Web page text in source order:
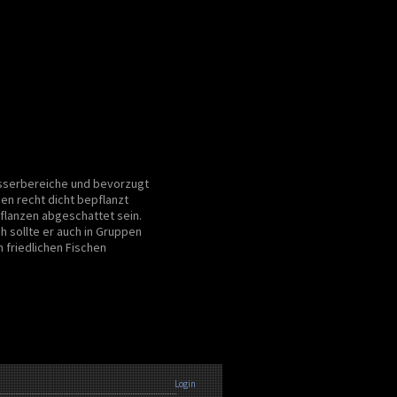
und bevorzugt
recht dicht bepflanzt
abgeschattet sein.
sollte er auch in Gruppen
friedlichen Fischen
Login